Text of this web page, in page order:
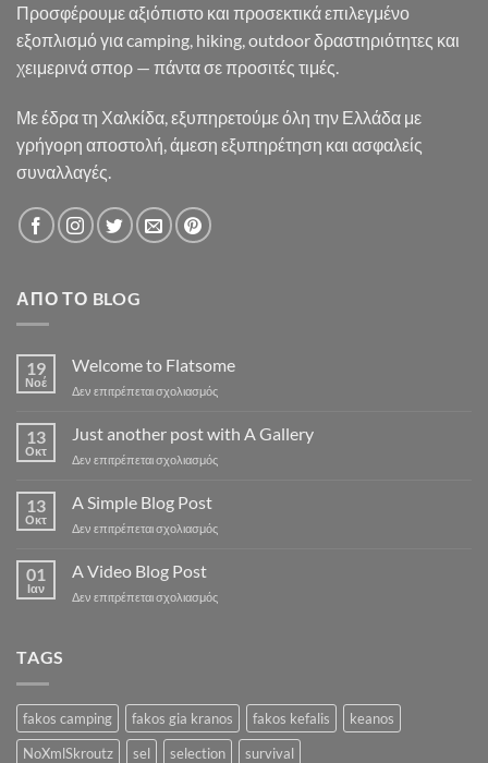
Προσφέρουμε αξιόπιστο και προσεκτικά επιλεγμένο
εξοπλισμό για camping, hiking, outdoor δραστηριότητες και
χειμερινά σπορ — πάντα σε προσιτές τιμές.
Με έδρα τη Χαλκίδα, εξυπηρετούμε όλη την Ελλάδα με
γρήγορη αποστολή, άμεση εξυπηρέτηση και ασφαλείς
συναλλαγές.
ΑΠΌ ΤΟ BLOG
19
Νοέ
Welcome to Flatsome
Δεν επιτρέπεται σχολιασμόςστο
to
13
Οκτ
Just another post with A Gallery
Δεν επιτρέπεται σχολιασμόςστο
with
13
Οκτ
A Simple Blog Post
Δεν επιτρέπεται σχολιασμόςστο
Post
01
Ιαν
A Video Blog Post
Δεν επιτρέπεται σχολιασμόςστο
TAGS
fakos camping fakos gia kranos fakos kefalis
keanos
NoXmlSkroutz
sel selection survival